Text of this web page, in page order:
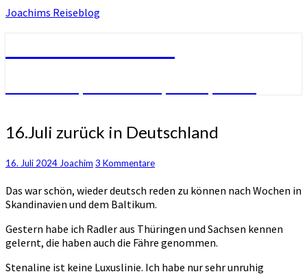
Skip
Joachims Reiseblog
16.Juli
zurück
Deutschland
16.Juli zurück in Deutschland
16. Juli 2024 Joachim Kommentare
3 Kommentare
Das war schön, wieder deutsch reden zu können nach Wochen in
Skandinavien und dem Baltikum.
Gestern habe ich Radler aus Thüringen und Sachsen kennen
gelernt, die haben auch die Fähre genommen.
Stenaline ist keine Luxuslinie. Ich habe nur sehr unruhig